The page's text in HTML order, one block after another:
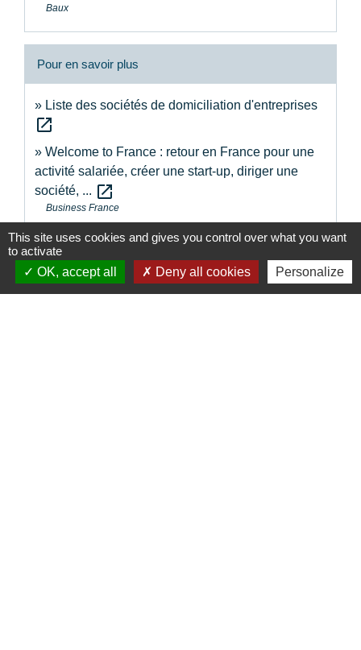
Baux
Pour en savoir plus
Liste des sociétés de domiciliation d'entreprises
open_in_new
Welcome to France : retour en France pour une
activité salariée, créer une start-up, diriger une
société, ... open_in_new
Business France
Liste des locaux vacants de la ville de Paris pour
implanter votre activité professionnelle
Ville de Paris
This site uses cookies and gives you control over what you want
to activate
OK, accept all
Deny all cookies Personalize